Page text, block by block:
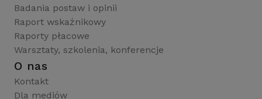
Badania postaw i opinii
Raport wskaźnikowy
Raporty płacowe
Warsztaty, szkolenia, konferencje
O nas
Kontakt
Dla mediów